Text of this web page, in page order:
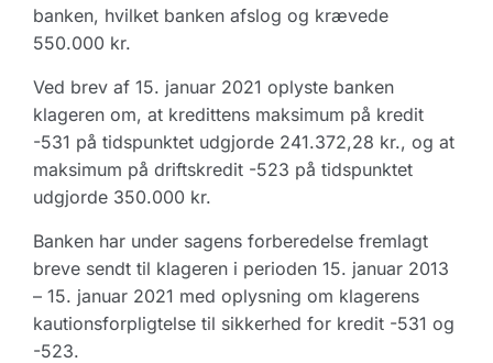
banken, hvilket banken afslog og krævede
550.000 kr.
Ved brev af 15. januar 2021 oplyste banken
klageren om, at kredittens maksimum på kredit
-531 på tidspunktet udgjorde 241.372,28 kr., og at
maksimum på driftskredit -523 på tidspunktet
udgjorde 350.000 kr.
Banken har under sagens forberedelse fremlagt
breve sendt til klageren i perioden 15. januar 2013
– 15. januar 2021 med oplysning om klagerens
kautionsforpligtelse til sikkerhed for kredit -531 og
-523.